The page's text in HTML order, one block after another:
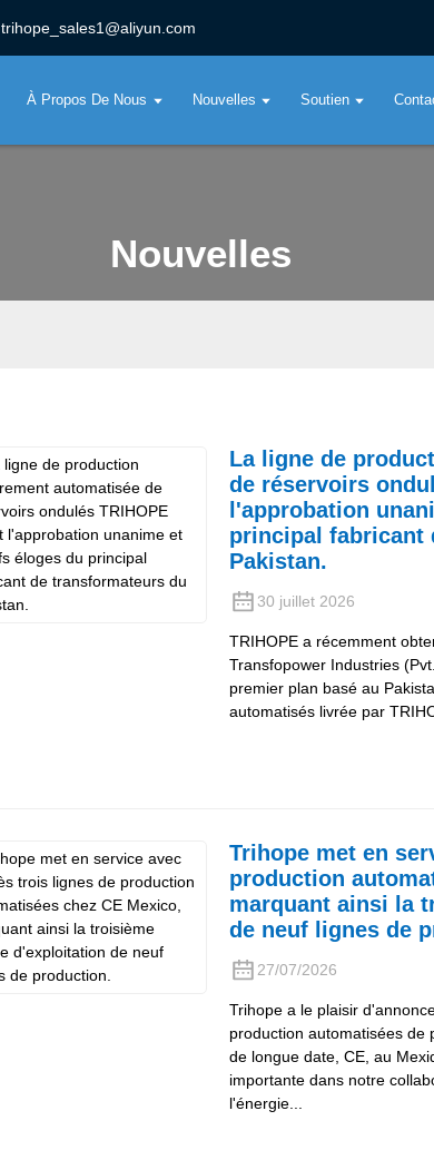
trihope_sales1@aliyun.com
À Propos De Nous Nouvelles Soutien
Nouvelles
La ligne de
de réservoirs
l'approbation
principal fabricant
Pakistan.
30 juillet 2026
TRIHOPE a récemment
Transfopower Industries
premier plan basé au
automatisés livrée par
Trihope met en
production
marquant ainsi la
de neuf lignes de
27/07/2026
Trihope a le plaisir
production automatisées de
de longue date, CE, au
importante dans notre
l'énergie...